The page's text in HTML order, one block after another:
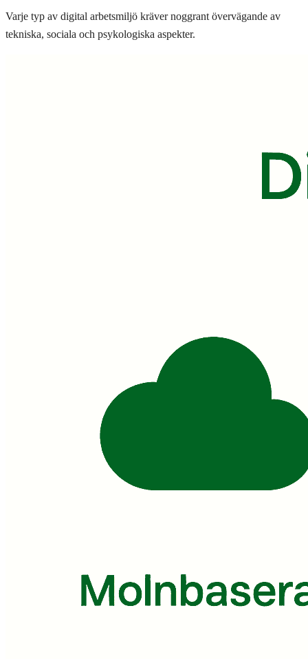
Varje typ av digital arbetsmiljö kräver noggrant övervägande av
tekniska, sociala och psykologiska aspekter.